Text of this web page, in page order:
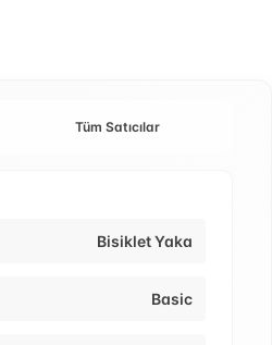
Tüm Satıcılar
Bisiklet Yaka
Basic